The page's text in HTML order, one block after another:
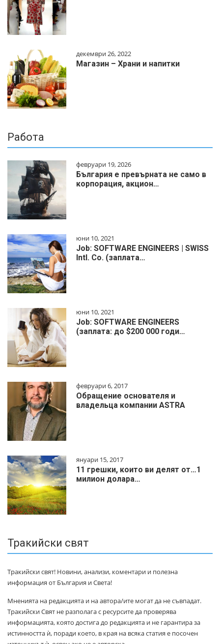
декември 26, 2022
Магазин – Храни и напитки
Работа
февруари 19, 2026
България е превърната не само в
корпорация, акцион…
юни 10, 2021
Job: SOFTWARE ENGINEERS | SWISS
Intl. Co. (заплата…
юни 10, 2021
Job: SOFTWARE ENGINEERS
(заплата: до $200 000 годи…
февруари 6, 2017
Обращение основателя и
владельца компании ASTRA
януари 15, 2017
11 грешки, които ви делят от…1
милиoн дoлapa…
Тракийски свят
Тракийски свят! Новини, анализи, коментари и полезна
информация от България и Света!
Мненията на редакцията и на автора/ите могат да не съвпадат.
Тракийски Свят не разполага с ресурсите да проверява
информацията, която достига до редакцията и не гарантира за
истинността ѝ, поради което, в края на всяка статия е посочен